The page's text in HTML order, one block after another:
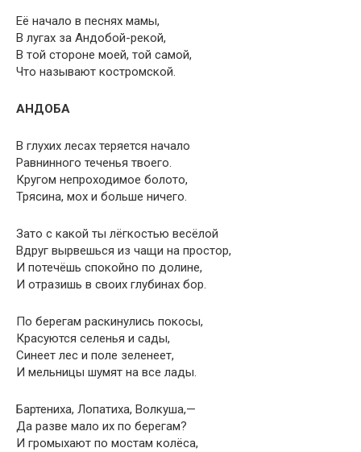
Её начало в песнях мамы,
В лугах за Андобой-рекой,
В той стороне моей, той самой,
Что называют костромской.
АНДОБА
В глухих лесах теряется начало
Равнинного теченья твоего.
Кругом непроходимое болото,
Трясина, мох и больше ничего.
Зато с какой ты лёгкостью весёлой
Вдруг вырвешься из чащи на простор,
И потечёшь спокойно по долине,
И отразишь в своих глубинах бор.
По берегам раскинулись покосы,
Красуются селенья и сады,
Синеет лес и поле зеленеет,
И мельницы шумят на все лады.
Бартениха, Лопатиха, Волкуша,—
Да разве мало их по берегам?
И громыхают по мостам колёса,